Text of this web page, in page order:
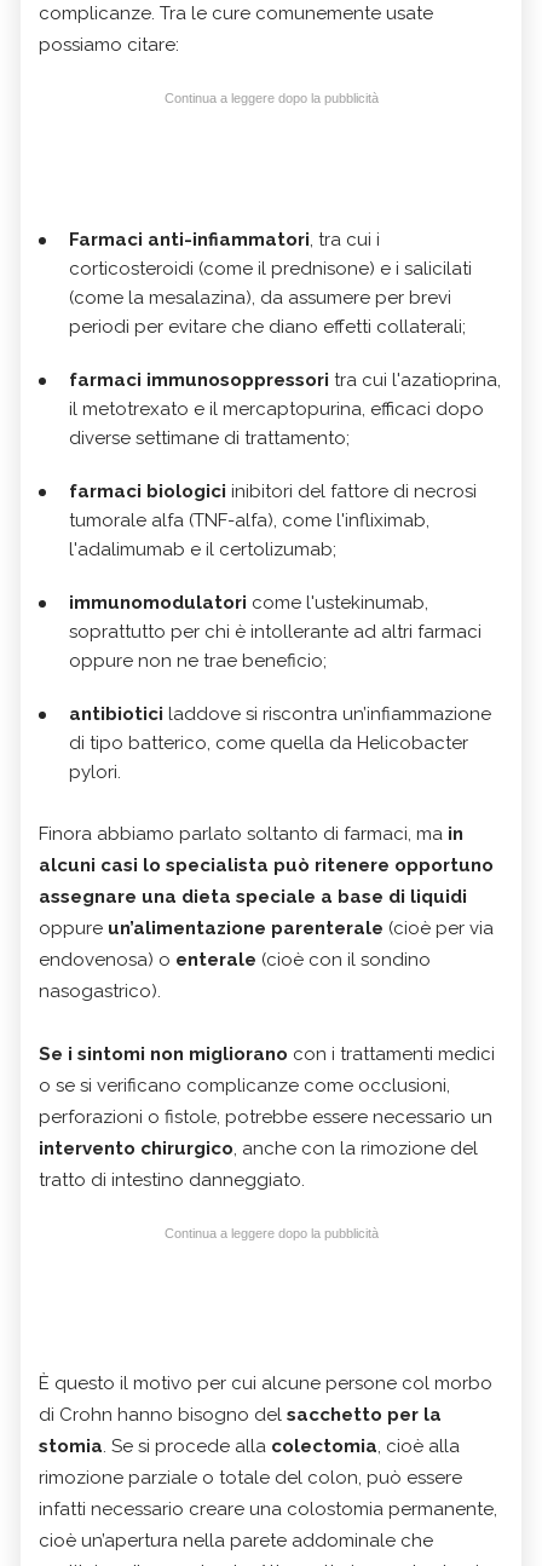
complicanze. Tra le cure comunemente usate
possiamo citare:
Continua a leggere dopo la pubblicità
Farmaci anti-infiammatori , tra cui i
corticosteroidi (come il prednisone) e i salicilati
(come la mesalazina), da assumere per brevi
periodi per evitare che diano effetti collaterali;
farmaci immunosoppressori tra cui l'azatioprina,
il metotrexato e il mercaptopurina, efficaci dopo
diverse settimane di trattamento;
farmaci biologici inibitori del fattore di necrosi
tumorale alfa (TNF-alfa), come l'infliximab,
l'adalimumab e il certolizumab;
immunomodulatori come l'ustekinumab,
soprattutto per chi è intollerante ad altri farmaci
oppure non ne trae beneficio;
antibiotici laddove si riscontra un’infiammazione
di tipo batterico, come quella da Helicobacter
pylori.
Finora abbiamo parlato soltanto di farmaci, ma in
alcuni casi lo specialista può ritenere opportuno
assegnare una dieta speciale a base di liquidi
oppure un’alimentazione parenterale (cioè per via
endovenosa) o enterale (cioè con il sondino
nasogastrico).
Se i sintomi non migliorano con i trattamenti medici
o se si verificano complicanze come occlusioni,
perforazioni o fistole, potrebbe essere necessario un
intervento chirurgico , anche con la rimozione del
tratto di intestino danneggiato.
Continua a leggere dopo la pubblicità
È questo il motivo per cui alcune persone col morbo
di Crohn hanno bisogno del sacchetto per la
stomia . Se si procede alla colectomia , cioè alla
rimozione parziale o totale del colon, può essere
infatti necessario creare una colostomia permanente,
cioè un’apertura nella parete addominale che